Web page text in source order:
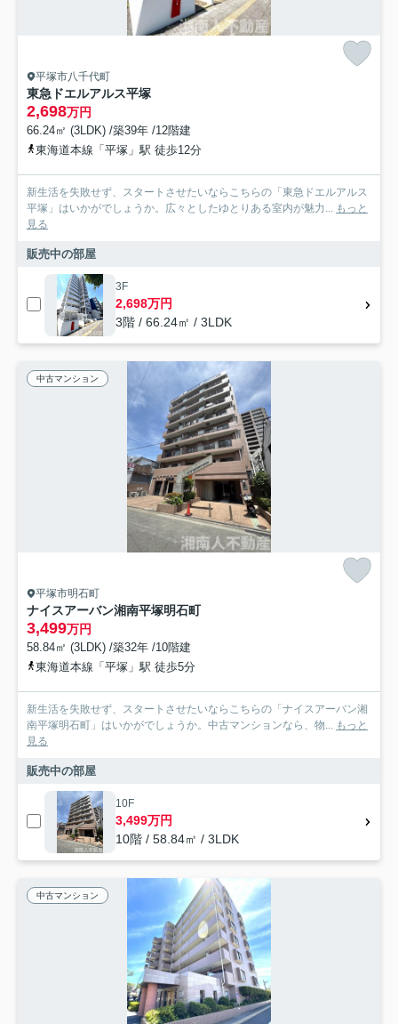
平塚市八千代町
東急ドエルアルス平塚
2,698万円
66.24㎡ (3LDK) /築39年 /12階建
東海道本線「平塚」駅 徒歩12分
新生活を失敗せず、スタートさせたいならこちらの「東急ドエルアルス
平塚」はいかがでしょうか。広々としたゆとりある室内が魅力...
もっと
見る
販売中の部屋
3F
2,698万円
3階 / 66.24㎡ / 3LDK
中古マンション
平塚市明石町
ナイスアーバン湘南平塚明石町
3,499万円
58.84㎡ (3LDK) /築32年 /10階建
東海道本線「平塚」駅 徒歩5分
新生活を失敗せず、スタートさせたいならこちらの「ナイスアーバン湘
南平塚明石町」はいかがでしょうか。中古マンションなら、物...
もっと
見る
販売中の部屋
10F
3,499万円
10階 / 58.84㎡ / 3LDK
中古マンション